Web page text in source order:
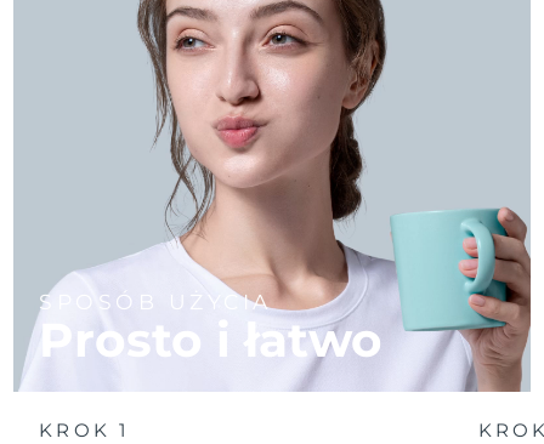
SPOSÓB UŻYCIA
Prosto i łatwo
KROK 1